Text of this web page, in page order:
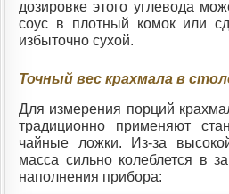
дозировке этого углевода
соус в плотный комок или
избыточно сухой.
Точный вес крахмала в
Для измерения порций
традиционно применяют
чайные ложки. Из-за
масса сильно колеблется в
наполнения прибора: